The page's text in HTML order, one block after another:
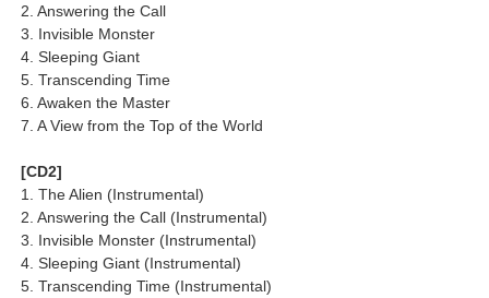
2. Answering the Call
3. Invisible Monster
4. Sleeping Giant
5. Transcending Time
6. Awaken the Master
7. A View from the Top of the World
[CD2]
1. The Alien (Instrumental)
2. Answering the Call (Instrumental)
3. Invisible Monster (Instrumental)
4. Sleeping Giant (Instrumental)
5. Transcending Time (Instrumental)